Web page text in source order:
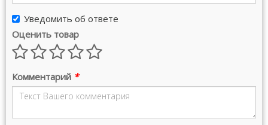
Уведомить об ответе
Оценить товар
Комментарий *